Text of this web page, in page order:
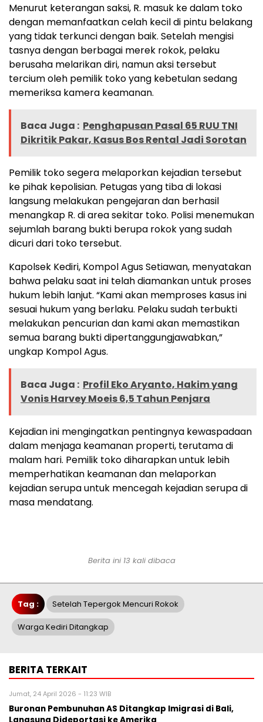
Menurut keterangan saksi, R. masuk ke dalam toko
dengan memanfaatkan celah kecil di pintu belakang
yang tidak terkunci dengan baik. Setelah mengisi
tasnya dengan berbagai merek rokok, pelaku
berusaha melarikan diri, namun aksi tersebut
tercium oleh pemilik toko yang kebetulan sedang
memeriksa kamera keamanan.
Baca Juga : Penghapusan Pasal 65 RUU TNI
Dikritik Pakar, Kasus Bos Rental Jadi Sorotan
Pemilik toko segera melaporkan kejadian tersebut
ke pihak kepolisian. Petugas yang tiba di lokasi
langsung melakukan pengejaran dan berhasil
menangkap R. di area sekitar toko. Polisi menemukan
sejumlah barang bukti berupa rokok yang sudah
dicuri dari toko tersebut.
Kapolsek Kediri, Kompol Agus Setiawan, menyatakan
bahwa pelaku saat ini telah diamankan untuk proses
hukum lebih lanjut. “Kami akan memproses kasus ini
sesuai hukum yang berlaku. Pelaku sudah terbukti
melakukan pencurian dan kami akan memastikan
semua barang bukti dipertanggungjawabkan,”
ungkap Kompol Agus.
Baca Juga : Profil Eko Aryanto, Hakim yang
Vonis Harvey Moeis 6,5 Tahun Penjara
Kejadian ini mengingatkan pentingnya kewaspadaan
dalam menjaga keamanan properti, terutama di
malam hari. Pemilik toko diharapkan untuk lebih
memperhatikan keamanan dan melaporkan
kejadian serupa untuk mencegah kejadian serupa di
masa mendatang.
Berita ini 13 kali dibaca
Tag : Setelah Tepergok Mencuri Rokok
Warga Kediri Ditangkap
BERITA TERKAIT
Jumat, 24 April 2026 - 11:23 WIB
Buronan Pembunuhan AS Ditangkap Imigrasi di Bali,